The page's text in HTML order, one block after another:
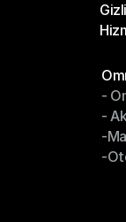
-
-
-
-
-
-
-